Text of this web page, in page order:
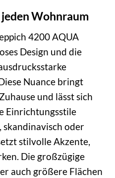
Wohnraum
4200 AQUA
Design und die
Nuance bringt
und lässt sich
Einrichtungsstile
oder
stilvolle Akzente,
Die großzügige
auch größere Flächen